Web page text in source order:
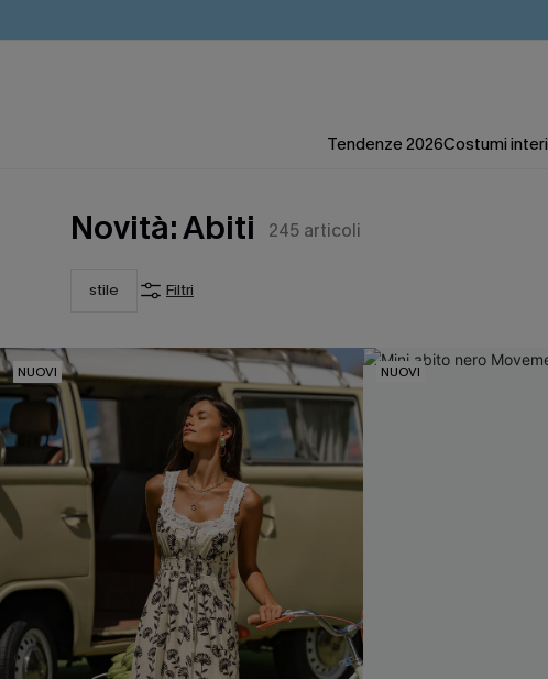
Tendenze 2026Costumi interi
Novità: Abiti 245 articoli
stile Filtri
NUOVI NUOVI